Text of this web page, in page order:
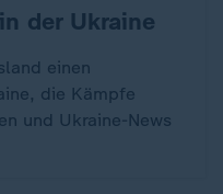
der Ukraine
einen
die Kämpfe
und Ukraine-News